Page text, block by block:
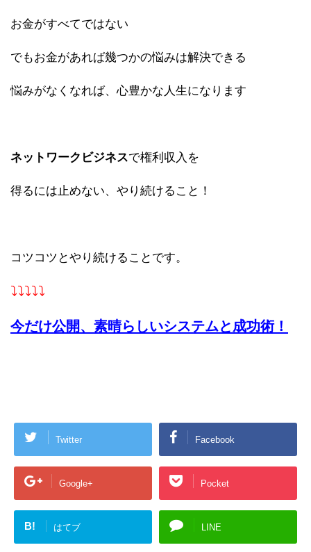
お金がすべてではない
でもお金があれば幾つかの悩みは解決できる
悩みがなくなれば、心豊かな人生になります
ネットワークビジネスで権利収入を
得るには止めない、やり続けること！
コツコツとやり続けることです。
⤵︎⤵︎⤵︎⤵︎⤵︎
今だけ公開、素晴らしいシステムと成功術！
Twitter Facebook
Google+ Pocket
B! はてブ LINE